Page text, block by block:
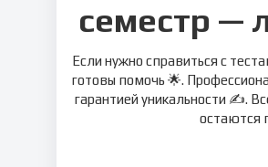
семестр —
Если нужно справиться с
готовы помочь 🌟.
гарантией уникальности ✍️.
остаются